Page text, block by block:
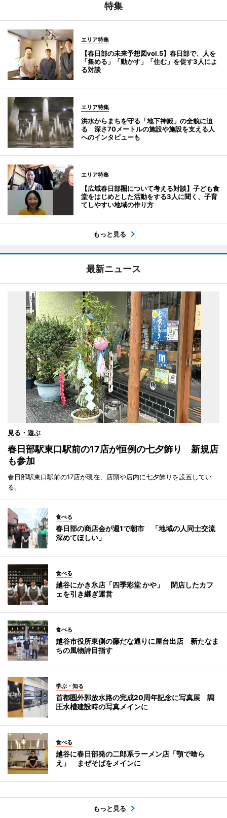
特集
エリア特集
【春日部の未来予想図vol.5】春日部で、人を
「集める」「動かす」「住む」を促す3人によ
る対談
エリア特集
洪水からまちを守る「地下神殿」の全貌に迫
る 深さ70メートルの施設や施設を支える人
へのインタビューも
エリア特集
【広域春日部圏について考える対談】子ども食
堂をはじめとした活動をする3人に聞く、子育
てしやすい地域の作り方
もっと見る
最新ニュース
見る・遊ぶ
春日部駅東口駅前の17店が恒例の七夕飾り 新規店
も参加
春日部駅東口駅前の17店が現在、店頭や店内に七夕飾りを設置してい
る。
食べる
春日部の商店会が週1で朝市 「地域の人同士交流
深めてほしい」
食べる
越谷にかき氷店「四季彩堂 かや」 閉店したカフ
ェを引き継ぎ運営
食べる
越谷市役所東側の藤だな通りに屋台出店 新たなま
ちの風物詩目指す
学ぶ・知る
首都圏外郭放水路の完成20周年記念に写真展 調
圧水槽建設時の写真メインに
食べる
越谷に春日部発の二郎系ラーメン店「顎で喰ら
え」 まぜそばをメインに
もっと見る